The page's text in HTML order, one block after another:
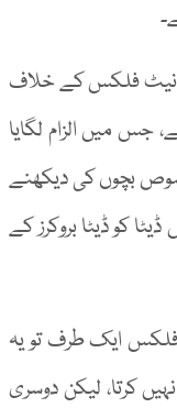
نیٹ فلکس کے خلاف
جس میں الزام لگایا
بچوں کی دیکھنے
کو ڈیٹا بروکرز کے
ایک طرف تو یہ
کرتا، لیکن دوسری